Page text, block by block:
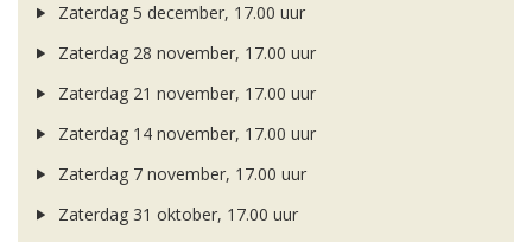
Zaterdag 5 december, 17.00 uur
Zaterdag 28 november, 17.00 uur
Zaterdag 21 november, 17.00 uur
Zaterdag 14 november, 17.00 uur
Zaterdag 7 november, 17.00 uur
Zaterdag 31 oktober, 17.00 uur